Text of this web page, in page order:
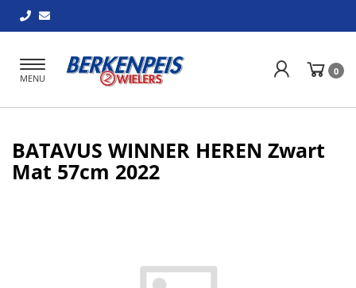
Toggle
navigation
MENU
0
BATAVUS WINNER HEREN Zwart
Mat 57cm 2022